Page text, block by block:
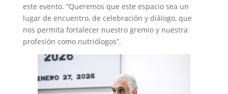
este evento. “Queremos que este espacio sea un
lugar de encuentro, de celebración y diálogo, que
nos permita fortalecer nuestro gremio y nuestra
profesión como nutriólogos”.